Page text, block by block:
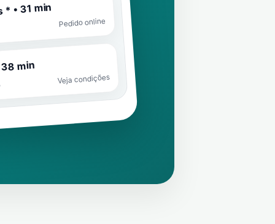
• 31 min
Pedido online
min
Veja condições